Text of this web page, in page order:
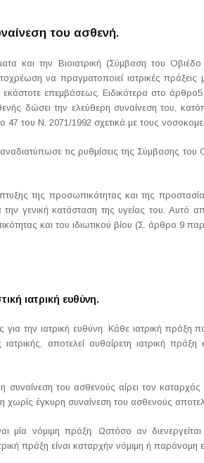
του ασθενή.
και την Βιοιατρική (Σύμβαση του
να πραγματοποιεί ιατρικές
επεμβάσεως. Ειδικότερα στο
δώσει την ελεύθερη συναίνεση του,
του Ν. 2071/1992 σχετικά με τους
τις ρυθμίσεις της Σύμβασης του
της προσωπικότητας και της
γενική κατάσταση της υγείας του. Αυτό
και του ιδιωτικού βίου (Σ. άρθρο 9
ιατρική ευθύνη.
την ιατρική ευθύνη. Κάθε ιατρική πράξη
αποτελεί αυθαίρετη ιατρική πράξη
συναίνεση του ασθενούς αίρει τον
έγκυρη συναίνεση του ασθενούς
μία νόμιμη πράξη. Ωστόσο αν
πράξη είναι καταρχήν νόμιμη ή παράνομη